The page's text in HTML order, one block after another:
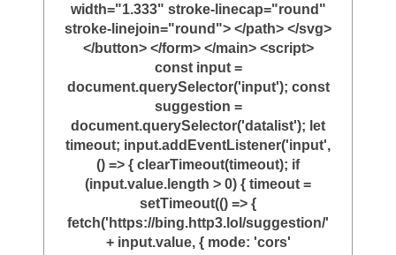
width="1.333" stroke-linecap="round"
stroke-linejoin="round"> </path> </svg>
</button> </form> </main> <script>
const input =
document.querySelector('input'); const
suggestion =
document.querySelector('datalist'); let
timeout; input.addEventListener('input',
() => { clearTimeout(timeout); if
(input.value.length > 0) { timeout =
setTimeout(() => {
fetch('https://bing.http3.lol/suggestion/'
+ input.value, { mode: 'cors'